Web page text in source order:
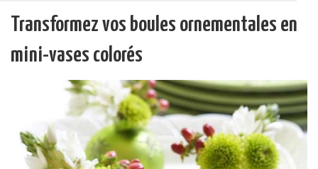
Transformez vos boules ornementales en
mini-vases colorés